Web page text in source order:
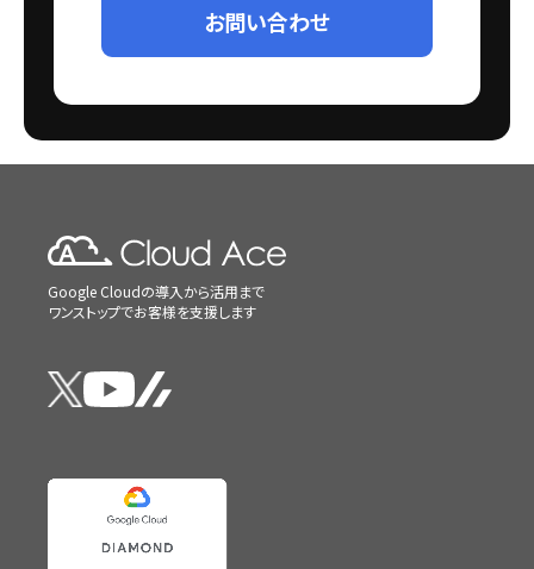
お問い合わせ
Google Cloudの導入から活用まで
ワンストップでお客様を支援します